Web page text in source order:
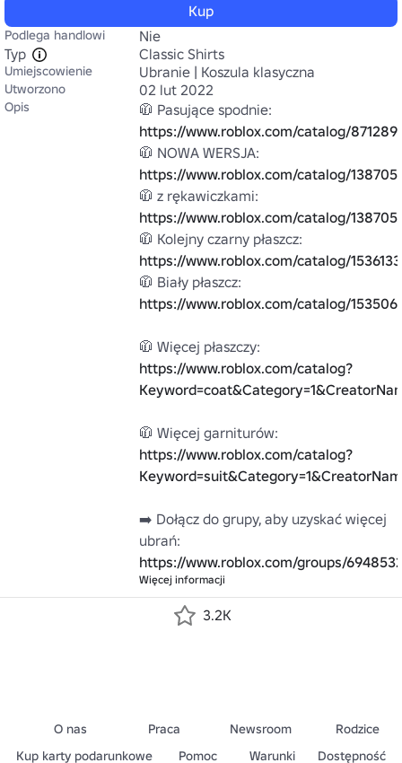
Kup
Podlega handlowi
Nie
Typ
Classic Shirts
Umiejscowienie Ubranie | Koszula klasyczna
Utworzono 02 lut 2022
Opis
https://www.roblox.com/catalog/
https://www.roblox.com/catalog/
https://www.roblox.com/catalog/
https://www.roblox.com/catalog/
https://www.roblox.com/catalog/
https://www.roblox.com/catalog?
https://www.roblox.com/catalog?
➡️ Dołącz do grupy, aby uzyskać więcej
https://www.roblox.com/groups/
Więcej informacji
3.2K
O nas Praca Newsroom
Rodzice
Kup karty podarunkowe
Pomoc Warunki Dostępność